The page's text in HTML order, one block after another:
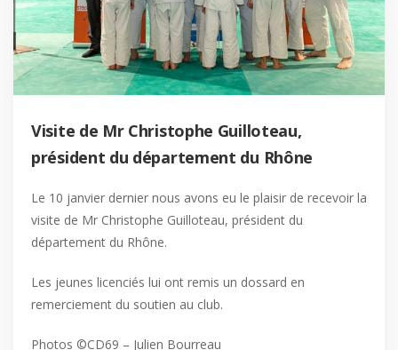
Visite de Mr Christophe Guilloteau,
président du département du Rhône
Le 10 janvier dernier nous avons eu le plaisir de recevoir la
visite de Mr Christophe Guilloteau, président du
département du Rhône.
Les jeunes licenciés lui ont remis un dossard en
remerciement du soutien au club.
Photos ©CD69 – Julien Bourreau